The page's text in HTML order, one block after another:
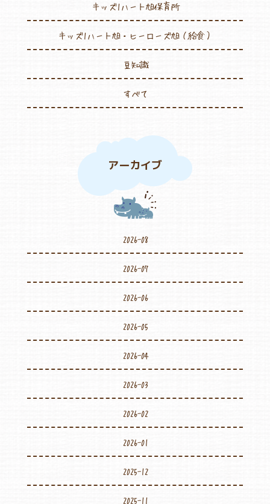
キッズ1ハート旭保育所
キッズ1ハート旭・ヒーローズ旭（給食）
豆知識
すべて
アーカイブ
2026-08
2026-07
2026-06
2026-05
2026-04
2026-03
2026-02
2026-01
2025-12
2025-11